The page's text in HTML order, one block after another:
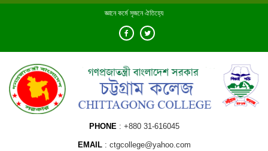
Skip
জ্ঞানে কর্মে সৃজনে ঐতিহ্যে
PHONE +880 31-616045
EMAIL ctgcollege@yahoo.com